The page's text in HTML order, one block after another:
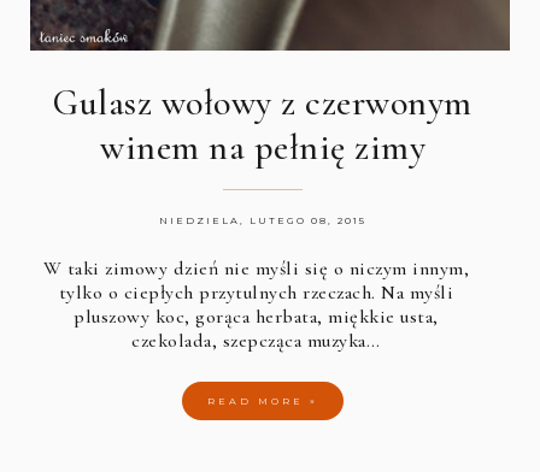
Gulasz wołowy z czerwonym
winem na pełnię zimy
NIEDZIELA, LUTEGO 08, 2015
W taki zimowy dzień nie myśli się o niczym innym,
tylko o ciepłych przytulnych rzeczach. Na myśli
pluszowy koc, gorąca herbata, miękkie usta,
czekolada, szepcząca muzyka…
READ MORE »